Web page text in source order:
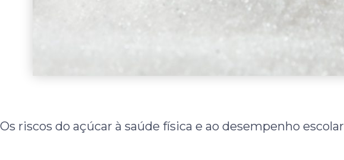
Os riscos do açúcar à saúde física e ao desempenho escolar